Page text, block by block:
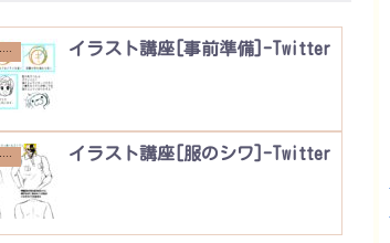
イラスト講座-Twitter イラスト講座[事前準備]-Twitter
イラスト講座-Twitter イラスト講座[服のシワ]-Twitter